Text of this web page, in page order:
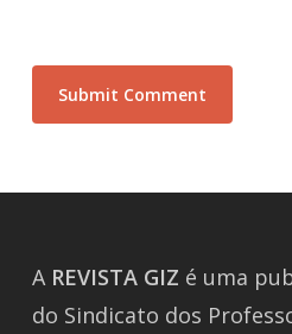
A REVISTA GIZ é uma
do Sindicato dos